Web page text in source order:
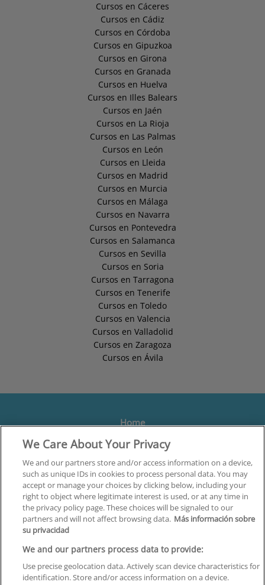
Cursos en Cáceres
Cursos en Cádiz
Cursos en Córdoba
Cursos en Gipuzkoa
Cursos en Girona
Cursos en Granada
Cursos en Huelva
Cursos en Illes Balears
Cursos en Jaén
Cursos en La Rioja
Cursos en Las Palmas
Cursos en León
Cursos en Lleida
Cursos en Madrid
Cursos en Murcia
Cursos en Málaga
Cursos en Navarra
Cursos en Pontevedra
Cursos en Salamanca
Cursos en Sevilla
Cursos en Soria
Cursos en Tarragona
Cursos en Tenerife
Cursos en Toledo
Cursos en Valencia
Cursos en Valladolid
Cursos en Zaragoza
Cursos en Ávila
Home
Formación
Centros
Orientación
Quiénes somos
Contacta
Aviso Legal
Política de Privacidad
We Care About Your Privacy
We and our partners store and/or access information on a device,
such as unique IDs in cookies to process personal data. You may
accept or manage your choices by clicking below, including your
right to object where legitimate interest is used, or at any time in
the privacy policy page. These choices will be signaled to our
partners and will not affect browsing data. Más información sobre
su privacidad
We and our partners process data to provide:
Use precise geolocation data. Actively scan device characteristics for
identification. Store and/or access information on a device.